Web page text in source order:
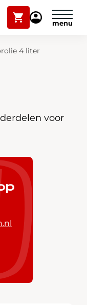
Winkelwagen
Mijn
4 liter
voor